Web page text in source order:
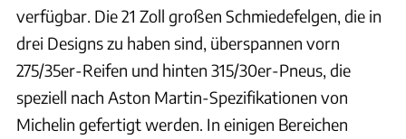
verfügbar. Die 21 Zoll großen Schmiedefelgen, die in
drei Designs zu haben sind, überspannen vorn
275/35er-Reifen und hinten 315/30er-Pneus, die
speziell nach Aston Martin-Spezifikationen von
Michelin gefertigt werden. In einigen Bereichen